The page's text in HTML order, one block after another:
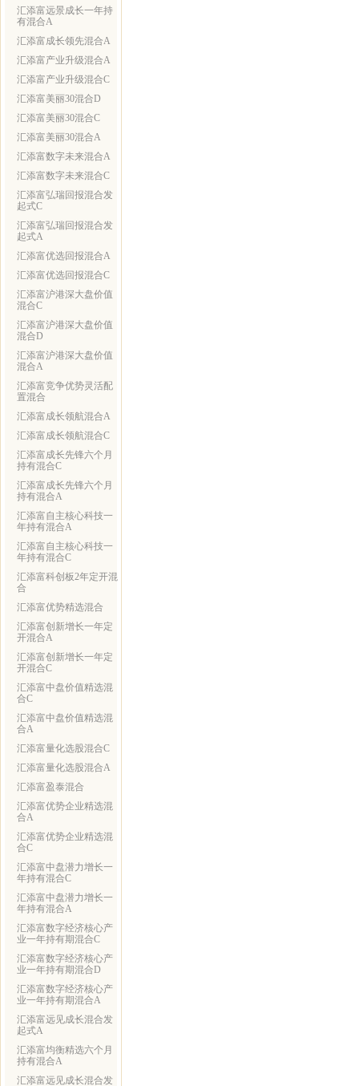
汇添富远景成长一年持
有混合A
汇添富成长领先混合A
汇添富产业升级混合A
汇添富产业升级混合C
汇添富美丽30混合D
汇添富美丽30混合C
汇添富美丽30混合A
汇添富数字未来混合A
汇添富数字未来混合C
汇添富弘瑞回报混合发
起式C
汇添富弘瑞回报混合发
起式A
汇添富优选回报混合A
汇添富优选回报混合C
汇添富沪港深大盘价值
混合C
汇添富沪港深大盘价值
混合D
汇添富沪港深大盘价值
混合A
汇添富竞争优势灵活配
置混合
汇添富成长领航混合A
汇添富成长领航混合C
汇添富成长先锋六个月
持有混合C
汇添富成长先锋六个月
持有混合A
汇添富自主核心科技一
年持有混合A
汇添富自主核心科技一
年持有混合C
汇添富科创板2年定开混
合
汇添富优势精选混合
汇添富创新增长一年定
开混合A
汇添富创新增长一年定
开混合C
汇添富中盘价值精选混
合C
汇添富中盘价值精选混
合A
汇添富量化选股混合C
汇添富量化选股混合A
汇添富盈泰混合
汇添富优势企业精选混
合A
汇添富优势企业精选混
合C
汇添富中盘潜力增长一
年持有混合C
汇添富中盘潜力增长一
年持有混合A
汇添富数字经济核心产
业一年持有期混合C
汇添富数字经济核心产
业一年持有期混合D
汇添富数字经济核心产
业一年持有期混合A
汇添富远见成长混合发
起式A
汇添富均衡精选六个月
持有混合A
汇添富远见成长混合发